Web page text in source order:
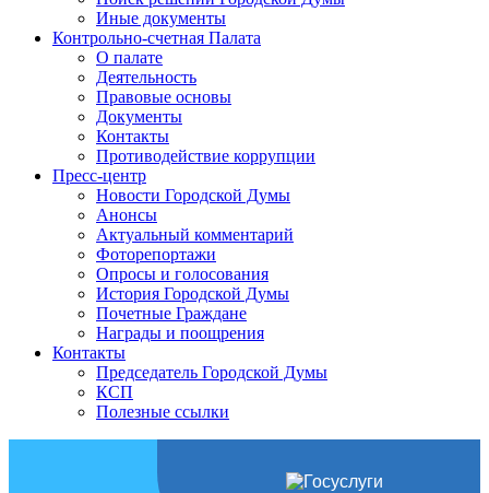
Иные документы
Контрольно-счетная Палата
О палате
Деятельность
Правовые основы
Документы
Контакты
Противодействие коррупции
Пресс-центр
Новости Городской Думы
Анонсы
Актуальный комментарий
Фоторепортажи
Опросы и голосования
История Городской Думы
Почетные Граждане
Награды и поощрения
Контакты
Председатель Городской Думы
КСП
Полезные ссылки